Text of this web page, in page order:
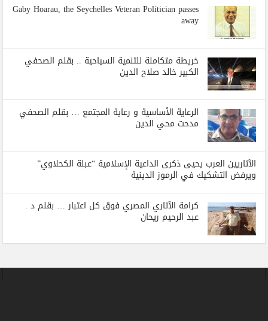
Gaby Hoarau, the Seychelles Veteran Politician passes
away
خريطة متكاملة للتنمية السياحية .. بقلم الصحفي
الكبير خالد صلاح الدين
الرعاية الأساسية و رعاية المجتمع … بقلم الصحفي
مدحت محي الدين
الآثاريين العرب يحيى ذكرى الداعية الإسلامية “عبلة الكحلاوي”
ويرفض التشكيك في الرموز الدينية
كرامة الآثاري المصري فوق كل اعتبار … بقلم د .
عبد الرحيم ريحان